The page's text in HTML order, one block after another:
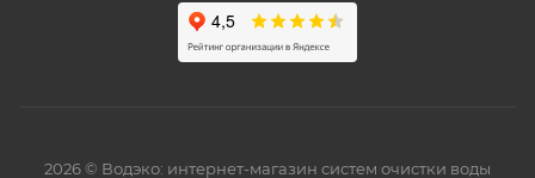
2026 © Водэко: интернет-магазин систем очистки воды